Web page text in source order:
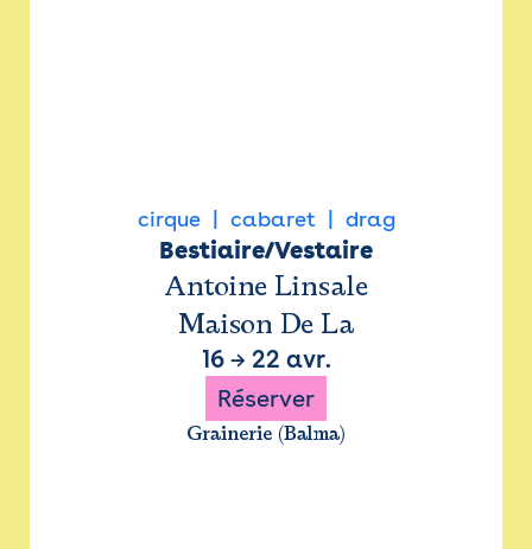
cirque cabaret drag
Bestiaire/Vestaire
Antoine Linsale
Maison De La
16→ 22 avr.
Réserver
Grainerie (Balma)